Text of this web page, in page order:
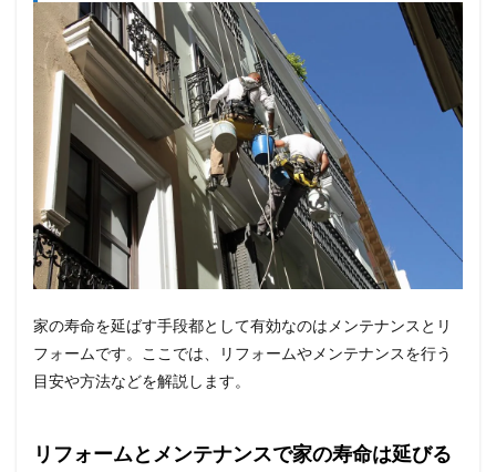
家の寿命を延ばす手段都として有効なのはメンテナンスとリ
フォームです。ここでは、リフォームやメンテナンスを行う
目安や方法などを解説します。
リフォームとメンテナンスで家の寿命は延びる